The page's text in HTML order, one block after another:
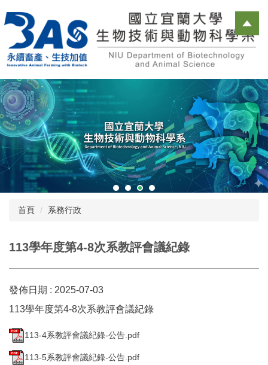
到
要
內
區
首頁 系務行政
113學年度第4-8次系教評會議紀錄
發佈日期 : 2025-07-03
113學年度第4-8次系教評會議紀錄
113-4系教評會議紀錄-公告.pdf
113-5系教評會議紀錄-公告.pdf